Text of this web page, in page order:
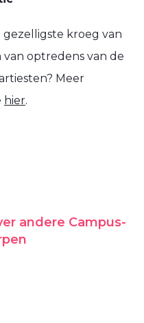
kroeg van
optredens van de
Meer
hier.
andere Campus-